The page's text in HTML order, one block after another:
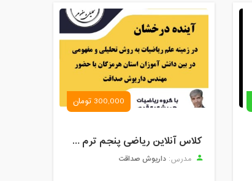
300,000 تومان
کلاس آنلاین ریاضی پنجم ترم چهارم شهریور 1403
مدرس: داریوش صداقت